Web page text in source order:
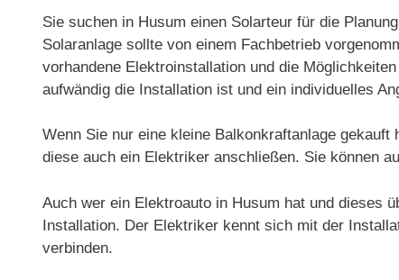
Sie suchen in Husum einen Solarteur für die
Solaranlage sollte von einem Fachbetrieb
vorhandene Elektroinstallation und die
aufwändig die Installation ist und ein individuelles
Wenn Sie nur eine kleine Balkonkraftanlage
diese auch ein Elektriker anschließen. Sie können
Auch wer ein Elektroauto in Husum hat und dieses
Installation. Der Elektriker kennt sich mit der
verbinden.